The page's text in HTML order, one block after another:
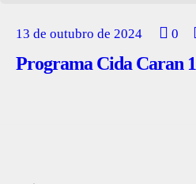
13 de outubro de 2024 0
Programa Cida Caran